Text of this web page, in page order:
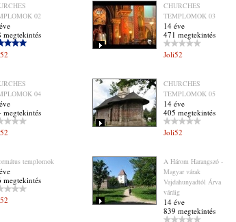
02
megtekintés
CHURCHES
TEMPLOMOK 03
14 éve
471 megtekintés
Joli52
04
megtekintés
CHURCHES
TEMPLOMOK 05
14 éve
405 megtekintés
Joli52
templomok
megtekintés
A Három Harangszó -
Magyar várak
Vajdahunyadtól Árva
váráig
14 éve
839 megtekintés